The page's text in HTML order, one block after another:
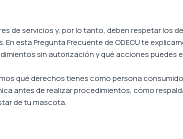
de servicios y, por lo tanto, deben respetar los
esta Pregunta Frecuente de ODECU te
sin autorización y qué acciones puedes
qué derechos tienes como persona
antes de realizar procedimientos, cómo
de tu mascota.